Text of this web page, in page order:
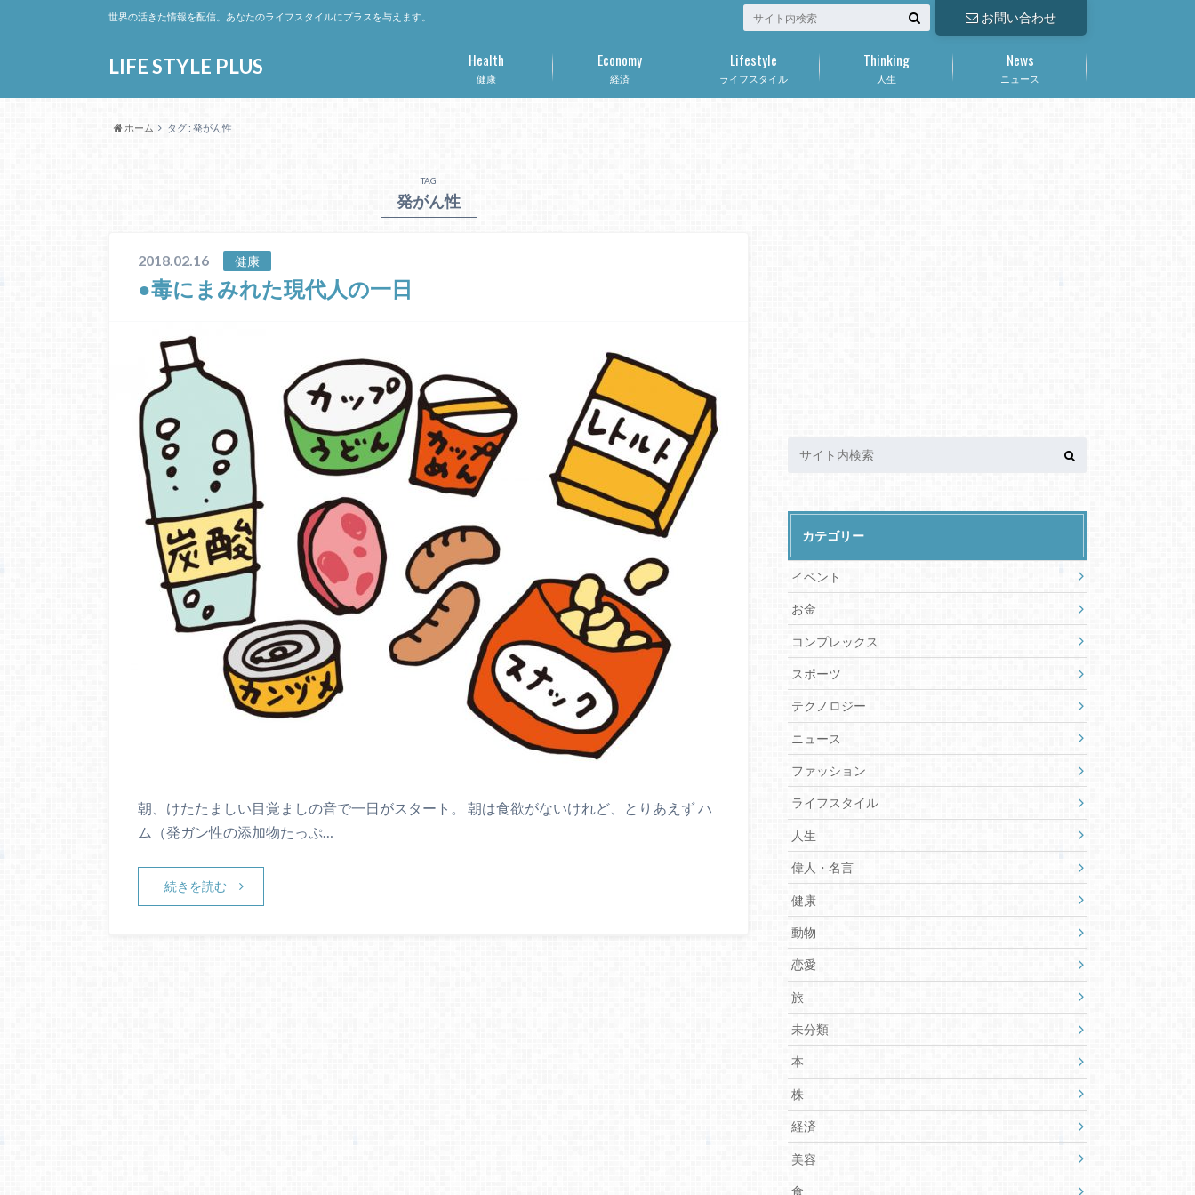
LIFE STYLE PLUS
世界の活きた情報を配信。あなたのライフスタイルにプラスを与えます。 お問い合わせ
健康
Health
経済
Economy
ライフスタイル
Lifestyle
人生
Thinking
ニュース
News
ホーム タグ : 発がん性
TAG
発がん性
2018.02.16 健康
●毒にまみれた現代人の一日
朝、けたたましい目覚ましの音で一日がスタート。 朝は食欲がないけれど、とりあえず ハ
ム（発ガン性の添加物たっぷ…
続きを読む
カテゴリー
イベント
お金
コンプレックス
スポーツ
テクノロジー
ニュース
ファッション
ライフスタイル
人生
偉人・名言
健康
動物
恋愛
旅
未分類
本
株
経済
美容
食